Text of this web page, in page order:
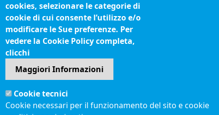
IBAN pagamenti alla CCIAA
Questionari soddisfazione utenti
Seguici su
Sito web
Accesso riservato
Mappa del sito
cookies, selezionare le categorie di
cookie di cui consente l’utilizzo e/o
modificare le Sue preferenze. Per
vedere la Cookie Policy completa,
clicchi
Maggiori Informazioni
Cookie tecnici
Cookie necessari per il funzionamento del sito e cookie